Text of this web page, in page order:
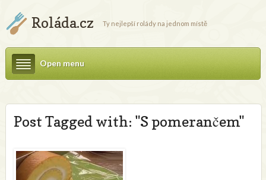
Roláda.cz Ty nejlepší rolády na jednom místě
Open menu
Post Tagged with: "S pomerančem"